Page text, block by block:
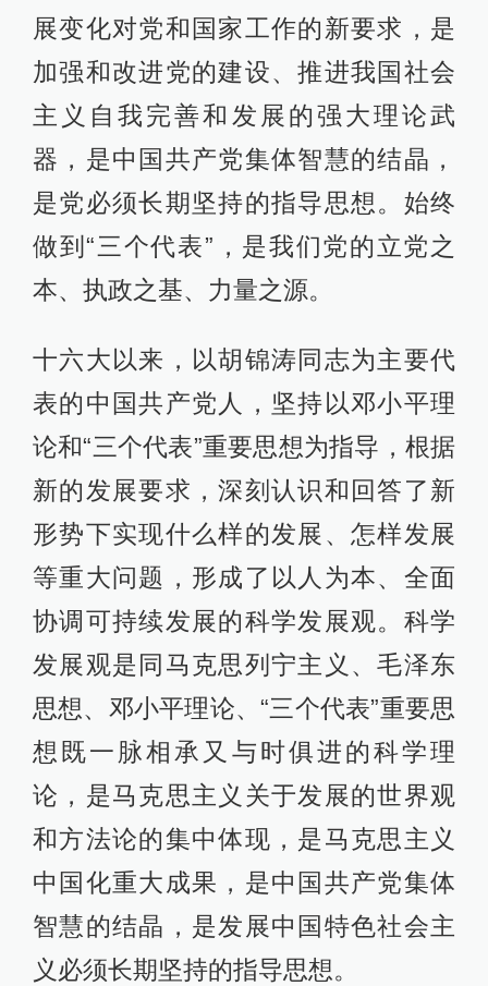
展变化对党和国家工作的新要求，是
加强和改进党的建设、推进我国社会
主义自我完善和发展的强大理论武
器，是中国共产党集体智慧的结晶，
是党必须长期坚持的指导思想。始终
做到“三个代表”，是我们党的立党之
本、执政之基、力量之源。
十六大以来，以胡锦涛同志为主要代
表的中国共产党人，坚持以邓小平理
论和“三个代表”重要思想为指导，根据
新的发展要求，深刻认识和回答了新
形势下实现什么样的发展、怎样发展
等重大问题，形成了以人为本、全面
协调可持续发展的科学发展观。科学
发展观是同马克思列宁主义、毛泽东
思想、邓小平理论、“三个代表”重要思
想既一脉相承又与时俱进的科学理
论，是马克思主义关于发展的世界观
和方法论的集中体现，是马克思主义
中国化重大成果，是中国共产党集体
智慧的结晶，是发展中国特色社会主
义必须长期坚持的指导思想。